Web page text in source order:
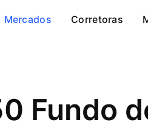
Mercados Corretoras
Fundo